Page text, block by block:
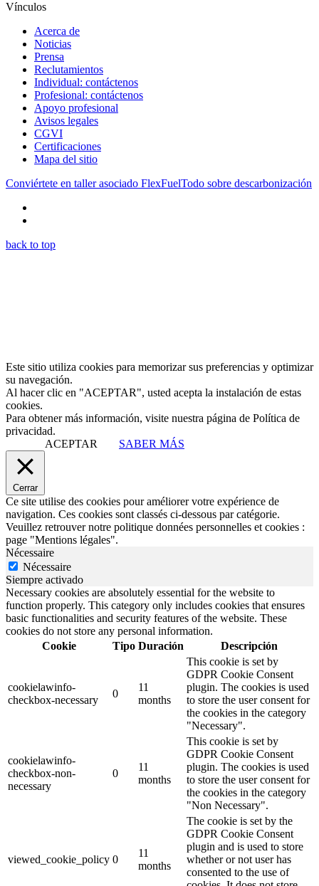
Vínculos
Acerca de
Noticias
Prensa
Reclutamientos
Individual: contáctenos
Profesional: contáctenos
Apoyo profesional
Avisos legales
CGVI
Certificaciones
Mapa del sitio
Conviértete en taller asociado FlexFuelTodo sobre descarbonización
back to top
Este sitio utiliza cookies para memorizar sus preferencias y optimizar
su navegación.
Al hacer clic en "ACEPTAR", usted acepta la instalación de estas
cookies.
Para obtener más información, visite nuestra página de Política de
privacidad.
ACEPTAR
SABER MÁS
Cerrar
Ce site utilise des cookies pour améliorer votre expérience de
navigation. Ces cookies sont classés ci-dessous par catégorie.
Veuillez retrouver notre politique données personnelles et cookies :
page "Mentions légales".
Nécessaire
Nécessaire
Siempre activado
Necessary cookies are absolutely essential for the website to
function properly. This category only includes cookies that ensures
basic functionalities and security features of the website. These
cookies do not store any personal information.
Cookie
Tipo Duración Descripción
cookielawinfo-
checkbox-necessary
0
11
months
This cookie is set by
GDPR Cookie Consent
plugin. The cookies is used
to store the user consent for
the cookies in the category
"Necessary".
cookielawinfo-
checkbox-non-
necessary
0
11
months
This cookie is set by
GDPR Cookie Consent
plugin. The cookies is used
to store the user consent for
the cookies in the category
"Non Necessary".
viewed_cookie_policy 0
11
months
The cookie is set by the
GDPR Cookie Consent
plugin and is used to store
whether or not user has
consented to the use of